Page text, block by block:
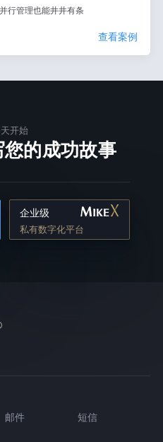
行管理也能井井有条
查看案例
开始
的成功故事
企业级
私有数字化平台
邮件
短信